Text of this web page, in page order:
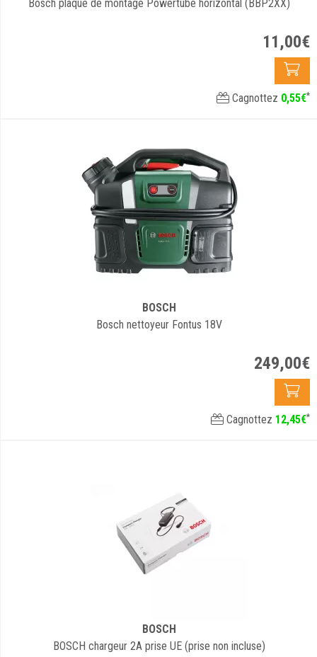
Bosch plaque de montage Powertube horizontal (BBP2XX)
11,00€
Cagnottez 0,55€*
BOSCH
Bosch nettoyeur Fontus 18V
249,00€
Cagnottez 12,45€*
BOSCH
BOSCH chargeur 2A prise UE (prise non incluse)